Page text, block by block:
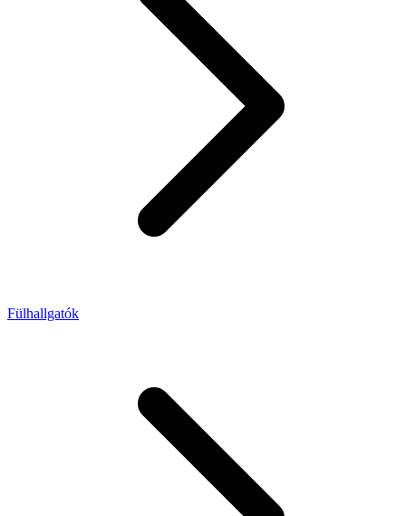
Fülhallgatók